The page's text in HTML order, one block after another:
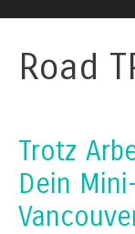
Road
Trotz
Dein